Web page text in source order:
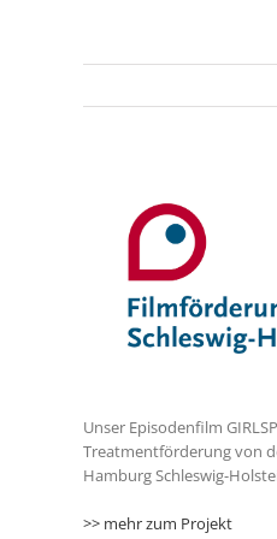
grösseres
Unser Episodenfilm
Treatmentförderung von
Hamburg Schleswig-
>> mehr zum Projekt